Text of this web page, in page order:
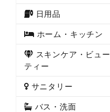
日用品
ホーム・キッチン
スキンケア・ビュー
ティー
サニタリー
バス・洗面